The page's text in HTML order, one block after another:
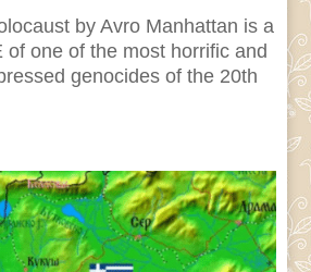
by Avro Manhattan is a
of one of the most horrific and
genocides of the 20th